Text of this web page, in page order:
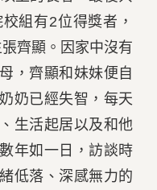
組有2位得獎者，
齊顯。因家中沒有
，齊顯和妹妹便自
奶已經失智，每天
生活起居以及和他
年如一日，訪談時
低落、深感無力的